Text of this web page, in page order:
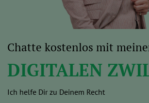
Chatte kostenlos mit
DIGITALEN
Ich helfe Dir zu Deinem Recht